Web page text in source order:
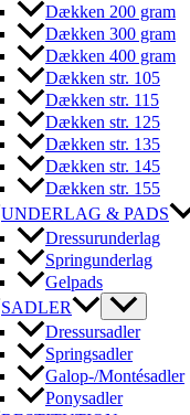
Dækken 200 gram
Dækken 300 gram
Dækken 400 gram
Dækken str. 105
Dækken str. 115
Dækken str. 125
Dækken str. 135
Dækken str. 145
Dækken str. 155
UNDERLAG & PADS
Dressurunderlag
Springunderlag
Gelpads
SADLER
Dressursadler
Springsadler
Galop-/Montésadler
Ponysadler